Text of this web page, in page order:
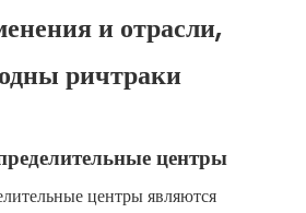
и отрасли,
ричтраки
центры
центры являются